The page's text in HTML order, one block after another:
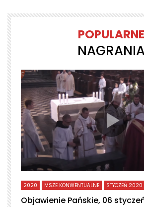
POPULARNE
2020 MSZE KONWENTUALNE STYCZEŃ 2020
Objawienie Pańskie, 06